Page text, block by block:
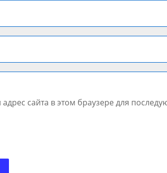
сайта в этом браузере для